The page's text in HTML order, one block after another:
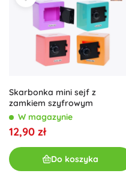
Skarbonka mini sejf z
zamkiem szyfrowym
W magazynie
12,90 zł
Do koszyka